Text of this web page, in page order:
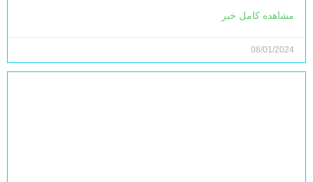
مشاهده کامل خبر
08/01/2024